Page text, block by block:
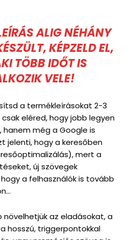
ALIG NÉHÁNY
KÉPZELD EL,
TÖBB IDŐT IS
VELE!
a termékleírásokat 2-3
eléred, hogy jobb legyen
hanem még a Google is
jelenti, hogy a keresőben
mert a
új szövegek
a felhasználók is tovább
növelhetjük az eladásokat, a
hosszú, triggerpontokkal